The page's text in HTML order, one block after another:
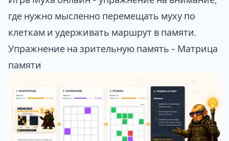
где нужно мысленно перемещать муху по
клеткам и удерживать маршрут в памяти.
Упражнение на зрительную память - Матрица
памяти